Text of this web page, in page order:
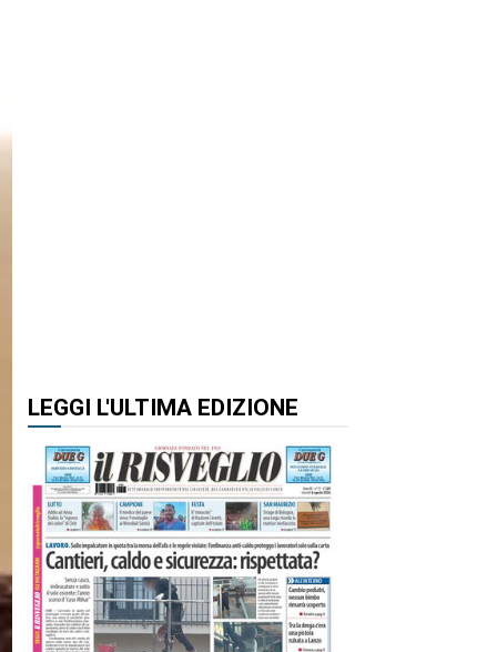
LEGGI L'ULTIMA EDIZIONE